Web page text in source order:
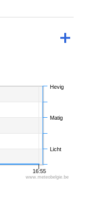
16:55
Licht
Matig
Hevig
www.meteobelgie.be